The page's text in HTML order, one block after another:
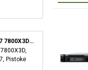
jäähdytin,
AMD RYZEN 7 7800X3D SUORITIN 4,2 GHZ 96 MB L3 LAATIKKO
Pistoke